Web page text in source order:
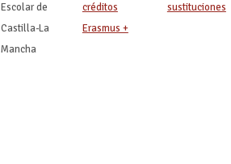
Escolar de
Castilla-La
Mancha
créditos
Erasmus +
sustituciones